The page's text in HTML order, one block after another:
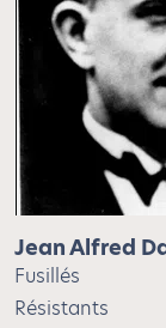
Jean Alfred
Fusillés
Résistants